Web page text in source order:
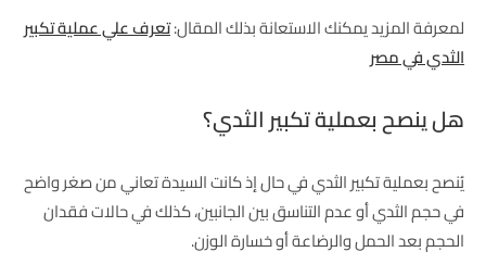
لمعرفة المزيد يمكنك الاستعانة بذلك المقال:تعرف علي عملية تكبير
الثدي في مصر
هل ينصح بعملية تكبير الثدي؟
يُنصح بعملية تكبير الثدي في حال إذ كانت السيدة تعاني من صغر واضح
في حجم الثدي أو عدم التناسق بين الجانبين، كذلك في حالات فقدان
الحجم بعد الحمل والرضاعة أو خسارة الوزن.